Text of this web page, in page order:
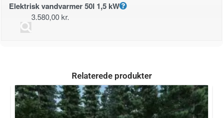
Elektrisk vandvarmer 50l 1,5 kW
3.580,00kr.
Relaterede produkter